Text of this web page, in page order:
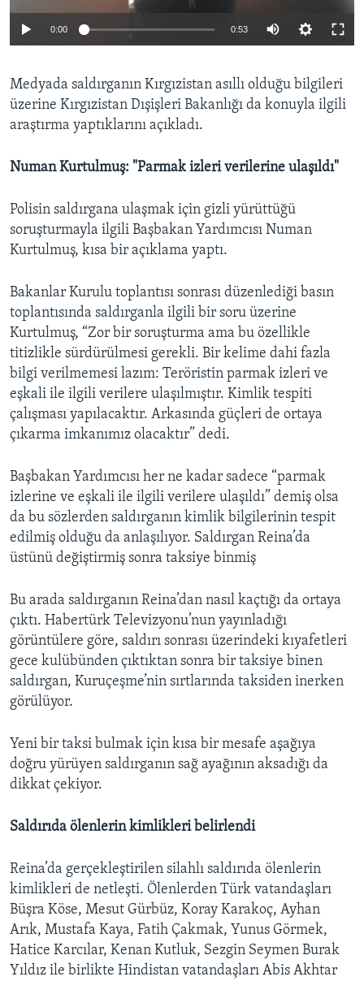
0:00 0:53
Medyada saldırganın Kırgızistan asıllı olduğu bilgileri
üzerine Kırgızistan Dışişleri Bakanlığı da konuyla ilgili
araştırma yaptıklarını açıkladı.
Numan Kurtulmuş: "Parmak izleri verilerine ulaşıldı"
Polisin saldırgana ulaşmak için gizli yürüttüğü
soruşturmayla ilgili Başbakan Yardımcısı Numan
Kurtulmuş, kısa bir açıklama yaptı.
Bakanlar Kurulu toplantısı sonrası düzenlediği basın
toplantısında saldırganla ilgili bir soru üzerine
Kurtulmuş, “Zor bir soruşturma ama bu özellikle
titizlikle sürdürülmesi gerekli. Bir kelime dahi fazla
bilgi verilmemesi lazım: Teröristin parmak izleri ve
eşkali ile ilgili verilere ulaşılmıştır. Kimlik tespiti
çalışması yapılacaktır. Arkasında güçleri de ortaya
çıkarma imkanımız olacaktır” dedi.
Başbakan Yardımcısı her ne kadar sadece “parmak
izlerine ve eşkali ile ilgili verilere ulaşıldı” demiş olsa
da bu sözlerden saldırganın kimlik bilgilerinin tespit
edilmiş olduğu da anlaşılıyor. Saldırgan Reina’da
üstünü değiştirmiş sonra taksiye binmiş
Bu arada saldırganın Reina’dan nasıl kaçtığı da ortaya
çıktı. Habertürk Televizyonu’nun yayınladığı
görüntülere göre, saldırı sonrası üzerindeki kıyafetleri
gece kulübünden çıktıktan sonra bir taksiye binen
saldırgan, Kuruçeşme’nin sırtlarında taksiden inerken
görülüyor.
Yeni bir taksi bulmak için kısa bir mesafe aşağıya
doğru yürüyen saldırganın sağ ayağının aksadığı da
dikkat çekiyor.
Saldırıda ölenlerin kimlikleri belirlendi
Reina’da gerçekleştirilen silahlı saldırıda ölenlerin
kimlikleri de netleşti. Ölenlerden Türk vatandaşları
Büşra Köse, Mesut Gürbüz, Koray Karakoç, Ayhan
Arık, Mustafa Kaya, Fatih Çakmak, Yunus Görmek,
Hatice Karcılar, Kenan Kutluk, Sezgin Seymen Burak
Yıldız ile birlikte Hindistan vatandaşları Abis Akhtar